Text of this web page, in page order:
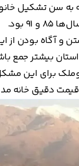
که به سن تشکیل
بود.
و آگاه بودن از
بیشتر جمع
برای این
دقیق خانه مد